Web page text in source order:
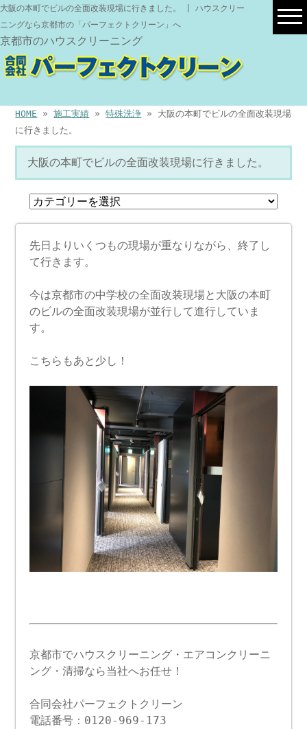
大阪の本町でビルの全面改装現場に行きました。 | ハウスクリー
ニングなら京都市の「パーフェクトクリーン」へ
京都市のハウスクリーニング
HOME »施工実績 »特殊洗浄 » 大阪の本町でビルの全面改装現場
に行きました。
大阪の本町でビルの全面改装現場に行きました。
先日よりいくつもの現場が重なりながら、終了し
て行きます。
今は京都市の中学校の全面改装現場と大阪の本町
のビルの全面改装現場が並行して進行していま
す。
こちらもあと少し！
京都市でハウスクリーニング・エアコンクリーニ
ング・清掃なら当社へお任せ！
合同会社パーフェクトクリーン
電話番号：0120-969-173